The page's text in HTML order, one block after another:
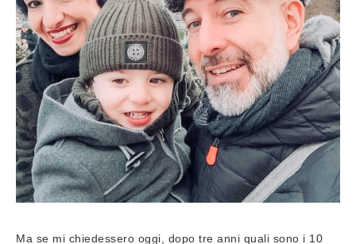
Ma se mi chiedessero oggi, dopo tre anni quali sono i 10